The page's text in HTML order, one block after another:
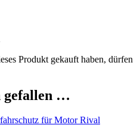
Produkt gekauft haben, dürfen
gefallen …